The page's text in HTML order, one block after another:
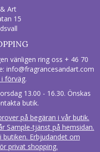
Art
15
vänligen ring oss + 46 70
info@fragrancesandart.com
förväg.
13.00 - 16.30. Önskas
butik.
på begäran i vår butik.
Sample-tjänst på hemsidan.
butiken. Erbjudandet om
privat shopping.